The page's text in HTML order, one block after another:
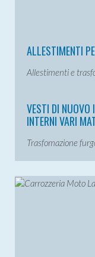
ALLESTIMENTI
Allestimenti e
VESTI DI NUOVO
INTERNI VARI
Trasfomazione